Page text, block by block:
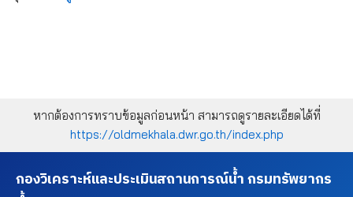
หากต้องการทราบข้อมูลก่อนหน้า สามารถดูรายละเอียดได้ที่
https://oldmekhala.dwr.go.th/index.php
กองวิเคราะห์และประเมินสถานการณ์น้ำ กรมทรัพยากร